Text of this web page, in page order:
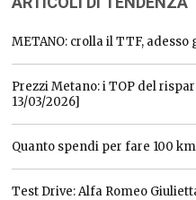
METANO: crolla il TTF, adesso
Prezzi Metano: i TOP del
13/03/2026]
Quanto spendi per fare 100
Test Drive: Alfa Romeo